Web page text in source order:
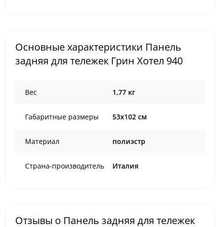
Основные характеристики Панель
задняя для тележек Грин Хотел 940
Вес 1,77 кг
Габаритные размеры 53х102 см
Материал полиэстр
Страна-производитель Италия
Отзывы о Панель задняя для тележек